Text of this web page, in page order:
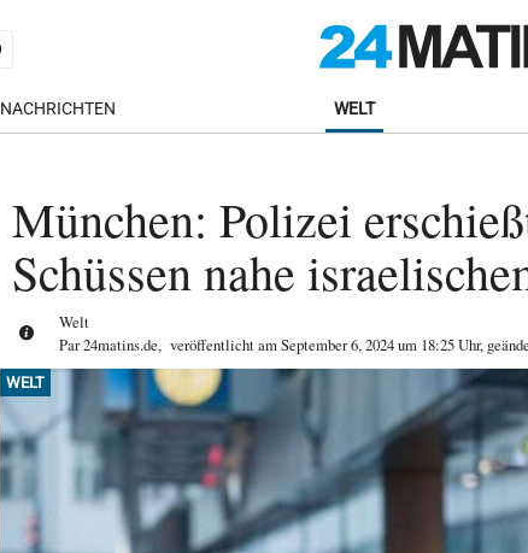
NACHRICHTEN WELT
München: Polizei
Schüssen nahe
Welt
Par24matins.de, veröffentlicht amSeptember 6, 2024um 18:25 Uhr,
WELT